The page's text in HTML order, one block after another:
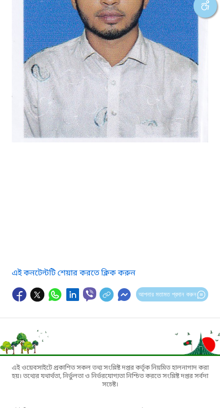
এই কনটেন্টটি শেয়ার করতে ক্লিক করুন
আপনার মতামত প্রদান করুন
এই ওয়েবসাইটে প্রকাশিত সকল তথ্য সংশ্লিষ্ট দপ্তর কর্তৃক নিয়মিত হালনাগাদ করা
হয়। তথ্যের যথার্থতা, নির্ভুলতা ও নির্ভরযোগ্যতা নিশ্চিত করতে সংশ্লিষ্ট দপ্তর সর্বদা
সচেষ্ট।